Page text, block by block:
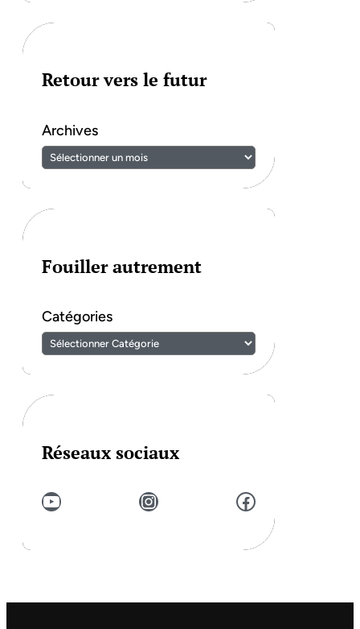
Retour vers le futur
Archives
Fouiller autrement
Catégories
Réseaux sociaux
YouTube Instagram Facebook